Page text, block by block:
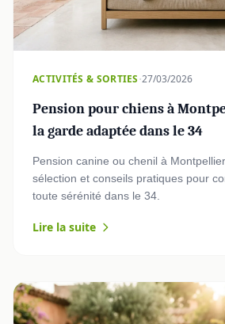
ACTIVITÉS & SORTIES·27/03/2026
Pension pour chiens à
la garde adaptée dans le 34
Pension canine ou chenil à
sélection et conseils pratiques pour
toute sérénité dans le 34.
Lire la suite